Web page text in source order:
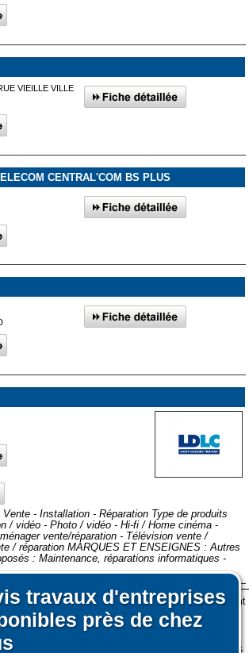
travaux d'entreprises
près de chez
VIEILLE VILLE
CENTRAL'COM BS PLUS
- Installation - Réparation Type de produits
/ vidéo - Photo / vidéo - Hi-fi / Home cinéma -
vente/réparation - Télévision vente /
/ réparation MARQUES ET ENSEIGNES : Autres
: Maintenance, réparations informatiques -
dans un rayon de 50km autour de
Piriac-sur-Mer
site des fichiers informatiques nommés cookies sont
Ces cookies sont utilisés pour la navigation, le
site et les mesures d'audience pour l'éditeur.
vos données personnelles au travers des cookies à des